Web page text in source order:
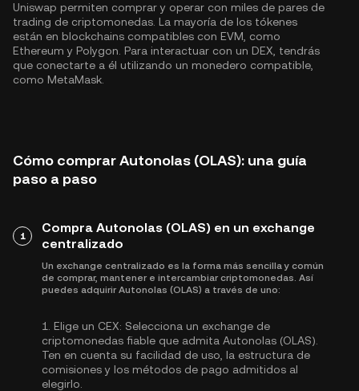
Uniswap permiten comprar y operar con miles de pares de
trading de criptomonedas. La mayoría de los tókenes
están en blockchains compatibles con EVM, como
Ethereum y Polygon . Para interactuar con un DEX, tendrás
que conectarte a él utilizando un monedero compatible,
como MetaMask.
Cómo comprar Autonolas (OLAS): una guía
paso a paso
1
Compra Autonolas (OLAS) en un exchange
centralizado
Un exchange centralizado es la forma más sencilla y común
de comprar, mantener e intercambiar criptomonedas. Así
puedes adquirir Autonolas (OLAS) a través de uno:
1. Elige un CEX: Selecciona un exchange de
criptomonedas fiable que admita Autonolas (OLAS).
Ten en cuenta su facilidad de uso, la estructura de
comisiones y los métodos de pago admitidos al
elegirlo.